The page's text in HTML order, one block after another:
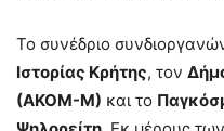
Το συνέδριο
Ιστορίας Κρήτης, τον
(ΑΚΟΜ-Μ) και το